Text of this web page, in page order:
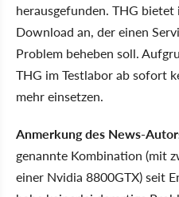
herausgefunden. THG
Download an, der einen
Problem beheben soll.
THG im Testlabor ab sofort
mehr einsetzen.
Anmerkung des News-
genannte Kombination (mit
einer Nvidia 8800GTX) seit